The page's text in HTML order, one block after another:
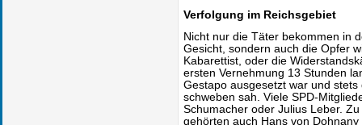
Verfolgung im Reichsgebiet
Nicht nur die Täter bekommen in
Gesicht, sondern auch die Opfer
Kabarettist, oder die
ersten Vernehmung 13 Stunden
Gestapo ausgesetzt war und
schweben sah. Viele SPD-
Schumacher oder Julius Leber.
gehörten auch Hans von